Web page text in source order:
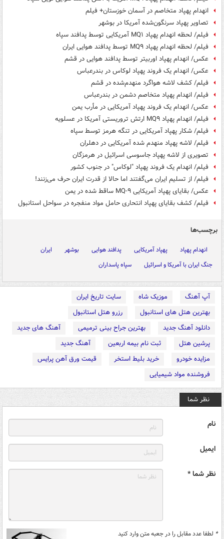
️انهدام پهپاد متخاصم در آسمان خوزستان+ فیلم
تصاویر پهپاد سرنگون‌شده آمریکا در بوشهر
فیلم/ لحظه انهدام پهپاد MQ۱ آمریکایی توسط پدافند سپاه
فیلم/ لحظه انهدام پهپاد MQ۹ توسط پدافند هوایی ایران
عکس/ انهدام پهپاد اوربیتر توسط پدافند هوایی در قشم
عکس/ انهدام یک فروند پهپاد لوکاس در بندرعباس
فیلم/ کشف لاشه هواگرد منهدم‌شده در قشم
فیلم/ انهدام پهپاد متخاصم دشمن در بندرعباس
عکس/ انهدام یک فروند پهپاد آمریکایی در مأرب یمن
فیلم/ انهدام پهپاد MQ۹ ارتش تروریستی آمریکا در عسلویه
فیلم/ شکار پهپاد آمریکایی در تنگه هرمز توسط سپاه
فیلم/ لاشه پهپاد منهدم شده آمریکایی در دهلران
تصویری از لاشه پهپاد جاسوسی اسرائیل در هرمزگان‌
فیلم/ انهدام یک فروند پهپاد "لوکاس" در جنوب کشور
فیلم/ از تسلیم ایران می‌گفتند اما حالا از قدرت ایران حرف می‌زنند!
عکس/ بقایای پهپاد آمریکایی MQ-۹ ساقط شده در یمن
فیلم/ کشف بقایای پهپاد انتحاری حامل مواد منفجره در سواحل استانبول
برچسب‌ها
انهدام پهپاد پهپاد آمریکایی پدافند هوایی بوشهر
ایران
جنگ ایران با آمریکا و اسرائیل
سپاه پاسداران
آپ آهنگ موزیک شاه
سایت تاریخ ایران
بهترین هتل های استانبول
رزرو هتل استانبول
دانلود آهنگ جدید
بهترین جراح بینی ترمیمی
آهنگ های جدید
پرشین هتل
ثبت نام بیمه اربعین
آهنگ جدید
مزایده خودرو
خرید بلیط استخر
قیمت ورق آهن پرایس
فروشنده مواد شیمیایی
نظر شما
نام
ایمیل
نظر شما *
* لطفا عدد مقابل را در جعبه متن وارد کنید